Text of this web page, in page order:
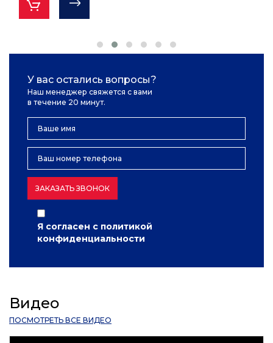
У вас остались вопросы?
Наш менеджер свяжется с вами
в течение 20 минут.
ЗАКАЗАТЬ ЗВОНОК
Я согласен с политикой
конфиденциальности
Видео
ПОСМОТРЕТЬ ВСЕ ВИДЕО